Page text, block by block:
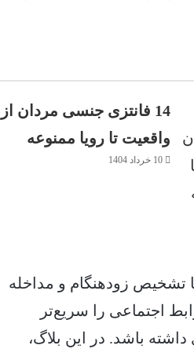
14 فانتزی‌ جنسی مردان از
واقعیت تا رویا ممنوعه
10 خرداد 1404
تشخیص زودهنگام و مداخله
اجتماعی را سریع‌تر
باشد. در این بلاگ،